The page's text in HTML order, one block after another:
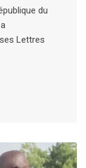
du
Lettres